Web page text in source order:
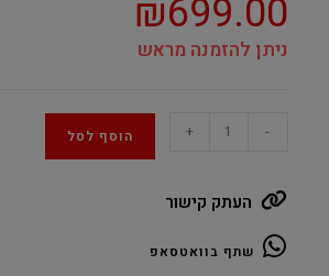
₪699.00
ניתן להזמנה מראש
5700
3.7Ghz
AM4
-
+ הוסף לסל
העתק קישור
שתף בוואטסאפ